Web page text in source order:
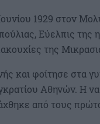
1929 στον
Εύελπις της
της
και φοίτησε στα
Αθηνών. Η
από τους